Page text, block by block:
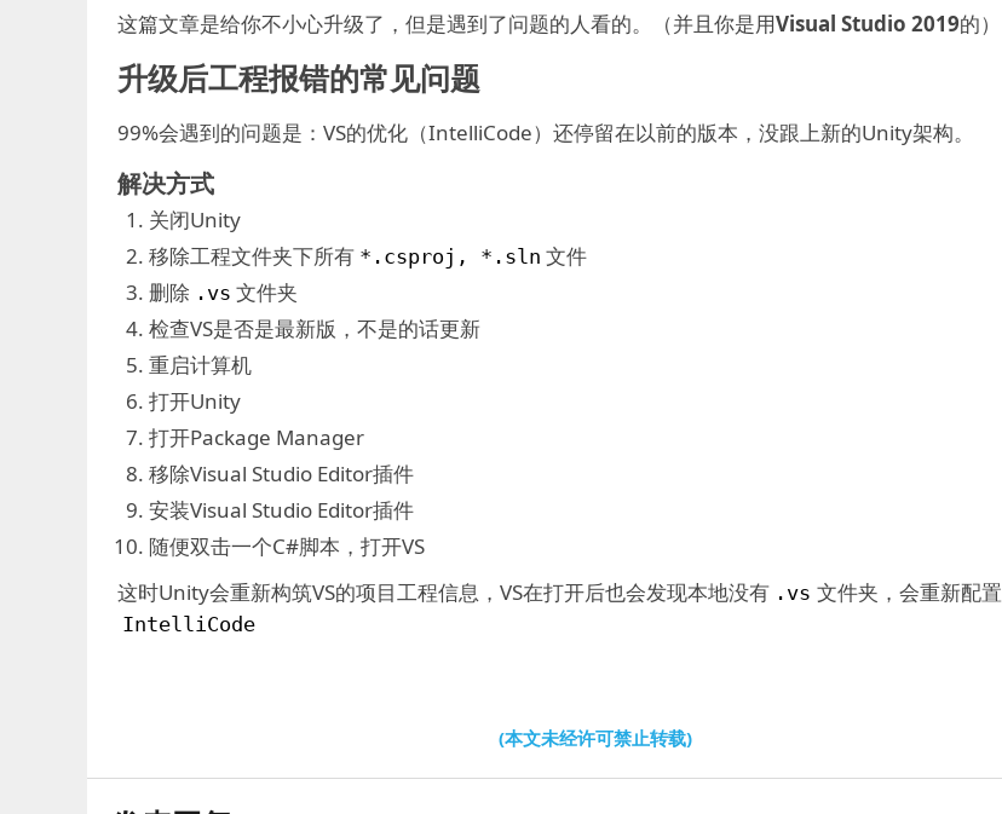
这篇文章是给你不小心升级了，但是遇到了问题的人看的。（并且你是用Visual Studio 2019的）
升级后工程报错的常见问题
99%会遇到的问题是：VS的优化（IntelliCode）还停留在以前的版本，没跟上新的Unity架构。
解决方式
关闭Unity
移除工程文件夹下所有 *.csproj, *.sln 文件
删除 .vs 文件夹
检查VS是否是最新版，不是的话更新
重启计算机
打开Unity
打开Package Manager
移除Visual Studio Editor插件
安装Visual Studio Editor插件
随便双击一个C#脚本，打开VS
这时Unity会重新构筑VS的项目工程信息，VS在打开后也会发现本地没有 .vs 文件夹，会重新配置
IntelliCode
(本文未经许可禁止转载)